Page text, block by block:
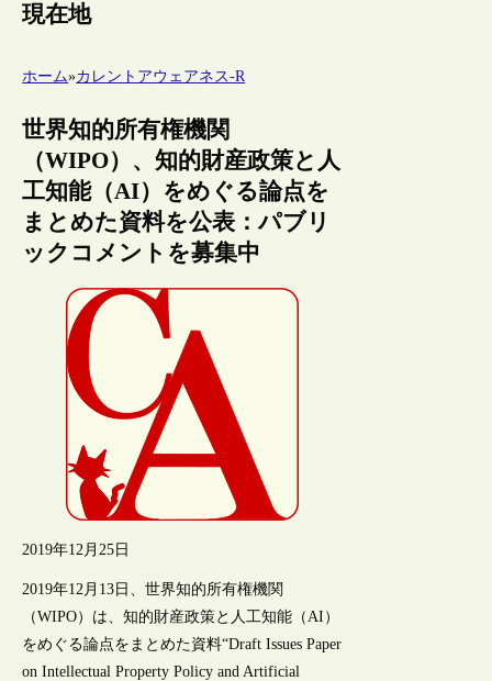
現在地
ホーム»カレントアウェアネス-R
世界知的所有権機関
（WIPO）、知的財産政策と人
工知能（AI）をめぐる論点を
まとめた資料を公表：パブリ
ックコメントを募集中
2019年12月25日
2019年12月13日、世界知的所有権機関
（WIPO）は、知的財産政策と人工知能（AI）
をめぐる論点をまとめた資料“Draft Issues Paper
on Intellectual Property Policy and Artificial